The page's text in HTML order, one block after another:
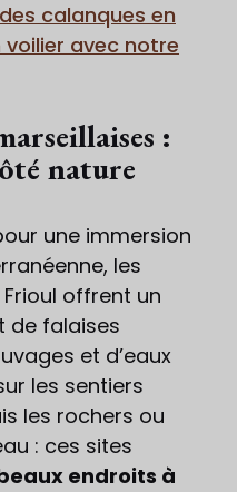
calanques en
voilier avec notre
:
nature
une immersion
les
offrent un
de falaises
et d’eaux
les sentiers
les rochers ou
: ces sites
endroits à